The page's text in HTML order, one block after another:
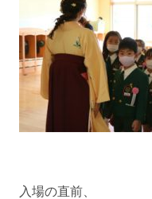
入場の直前、